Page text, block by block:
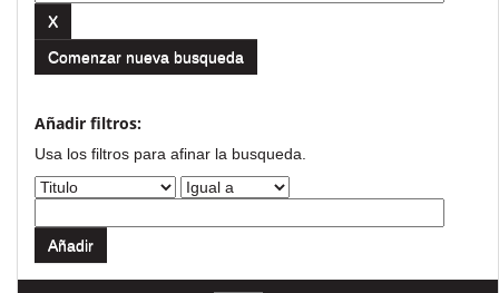
Comenzar nueva busqueda
Añadir filtros:
Usa los filtros para afinar la busqueda.